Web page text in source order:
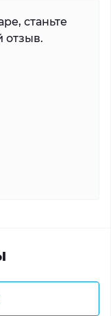
станьте
отзыв.